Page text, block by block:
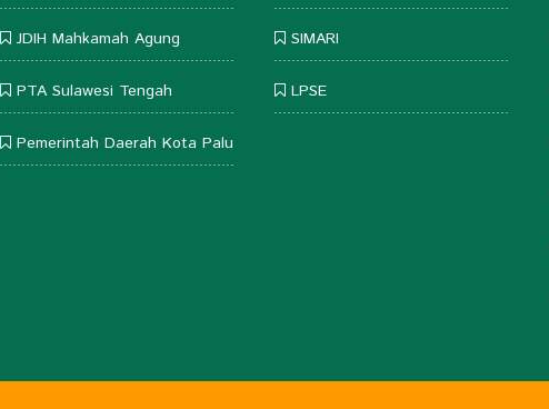
JDIH Mahkamah Agung
PTA Sulawesi Tengah
Pemerintah Daerah Kota Palu
SIMARI
LPSE